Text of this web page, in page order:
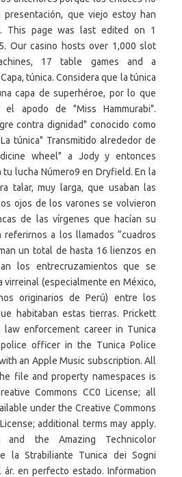
presentación, que viejo estoy han
This page was last edited on 1
Our casino hosts over 1,000 slot
17 table games and a
túnica. Considera que la túnica
capa de superhéroe, por lo que
el apodo de "Miss Hammurabi".
contra dignidad" conocido como
túnica" Transmitido alrededor de
wheel" a Jody y entonces
lucha Número9 en Dryfield. En la
talar, muy larga, que usaban las
ojos de los varones se volvieron
de las vírgenes que hacían su
referirnos a los llamados “cuadros
un total de hasta 16 lienzos en
los entrecruzamientos que se
virreinal (especialmente en México,
originarios de Perú) entre los
habitaban estas tierras. Prickett
enforcement career in Tunica
officer in the Tunica Police
an Apple Music subscription. All
file and property namespaces is
Commons CC0 License; all
under the Creative Commons
additional terms may apply.
and the Amazing Technicolor
la Strabiliante Tunica dei Sogni
ár. en perfecto estado. Information